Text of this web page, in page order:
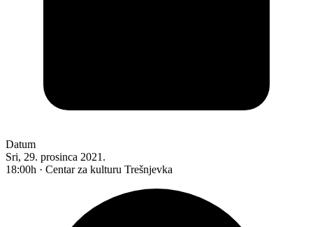
Datum
Sri, 29. prosinca 2021.
18:00h · Centar za kulturu Trešnjevka